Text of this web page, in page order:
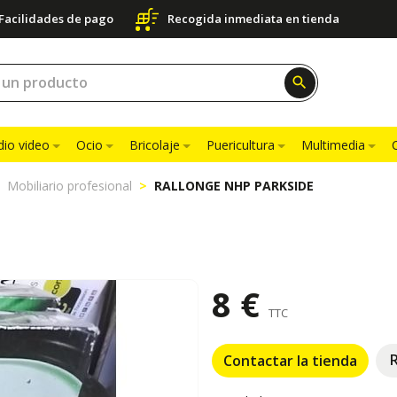
de pago Recogida inmediata en tienda
search
video Ocio Bricolaje Puericultura Multimedia
Mobiliario profesional RALLONGE NHP PARKSIDE
8 € TTC
Contactar la tienda